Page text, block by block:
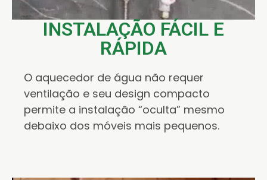
INSTALAÇÃO FÁCIL E
RÁPIDA
O aquecedor de água não requer
ventilação e seu design compacto
permite a instalação “oculta” mesmo
debaixo dos móveis mais pequenos.